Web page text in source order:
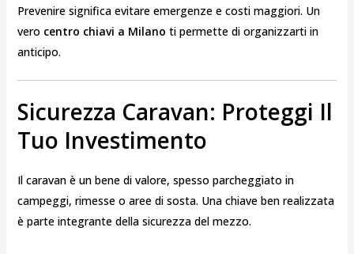
Prevenire significa evitare emergenze e costi maggiori. Un
vero centro chiavi a Milano ti permette di organizzarti in
anticipo.
Sicurezza Caravan: Proteggi Il
Tuo Investimento
Il caravan è un bene di valore, spesso parcheggiato in
campeggi, rimesse o aree di sosta. Una chiave ben realizzata
è parte integrante della sicurezza del mezzo.